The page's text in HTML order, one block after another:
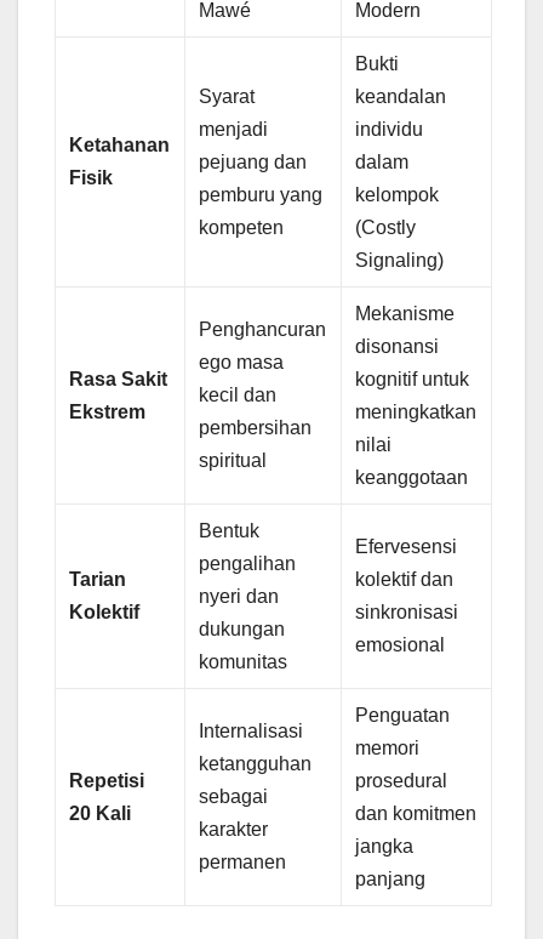
Mawé
Modern
Ketahanan
Fisik
Syarat
menjadi
pejuang dan
pemburu yang
kompeten
Bukti
keandalan
individu
dalam
kelompok
(Costly
Signaling)
Rasa Sakit
Ekstrem
Penghancuran
ego masa
kecil dan
pembersihan
spiritual
Mekanisme
disonansi
kognitif untuk
meningkatkan
nilai
keanggotaan
Tarian
Kolektif
Bentuk
pengalihan
nyeri dan
dukungan
komunitas
Efervesensi
kolektif dan
sinkronisasi
emosional
Repetisi
20 Kali
Internalisasi
ketangguhan
sebagai
karakter
permanen
Penguatan
memori
prosedural
dan komitmen
jangka
panjang